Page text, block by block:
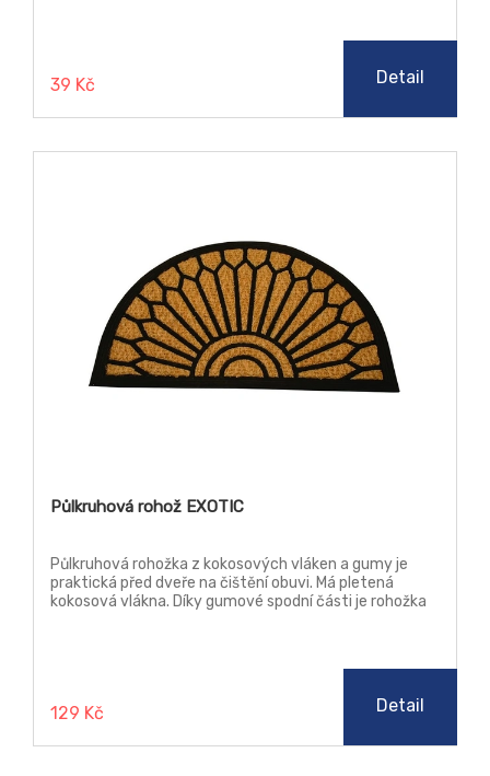
39 Kč Detail
Půlkruhová rohož EXOTIC
Půlkruhová rohožka z kokosových vláken a gumy je
praktická před dveře na čištění obuvi. Má pletená
kokosová vlákna. Díky gumové spodní části je rohožka
129 Kč Detail